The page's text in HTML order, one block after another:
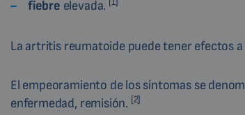
fiebre elevada.
La artritis reumatoide puede tener efectos
El empeoramiento de los síntomas se
enfermedad, remisión. [2]